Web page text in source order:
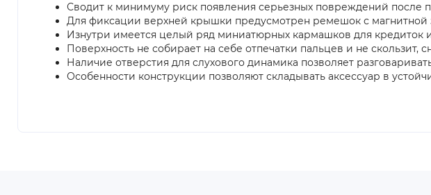
Сводит к минимуму риск появления серьезных повреждений после
Для фиксации верхней крышки предусмотрен ремешок с магнитной
Изнутри имеется целый ряд миниатюрных кармашков для кредиток
Поверхность не собирает на себе отпечатки пальцев и не скользит,
Наличие отверстия для слухового динамика позволяет
Особенности конструкции позволяют складывать аксессуар в